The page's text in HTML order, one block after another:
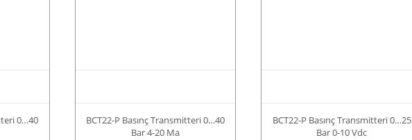
0…40
BCT22-P Basınç Transmitteri 0…40
Bar 4-20 Ma
BCT22-P Basınç Transmitteri 0…25
Bar 0-10 Vdc